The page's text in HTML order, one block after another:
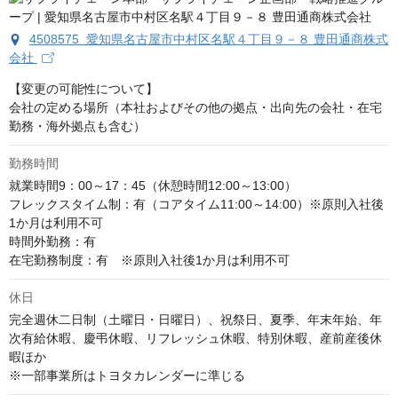
4508575 愛知県名古屋市中村区名駅４丁目９－８ 豊田通商株式
会社
【変更の可能性について】
会社の定める場所（本社およびその他の拠点・出向先の会社・在宅
勤務・海外拠点も含む）
勤務時間
就業時間9：00～17：45（休憩時間12:00～13:00）
フレックスタイム制：有（コアタイム11:00～14:00）※原則入社後
1か月は利用不可
時間外勤務：有
在宅勤務制度：有　※原則入社後1か月は利用不可
休日
完全週休二日制（土曜日・日曜日）、祝祭日、夏季、年末年始、年
次有給休暇、慶弔休暇、リフレッシュ休暇、特別休暇、産前産後休
暇ほか
※一部事業所はトヨタカレンダーに準じる